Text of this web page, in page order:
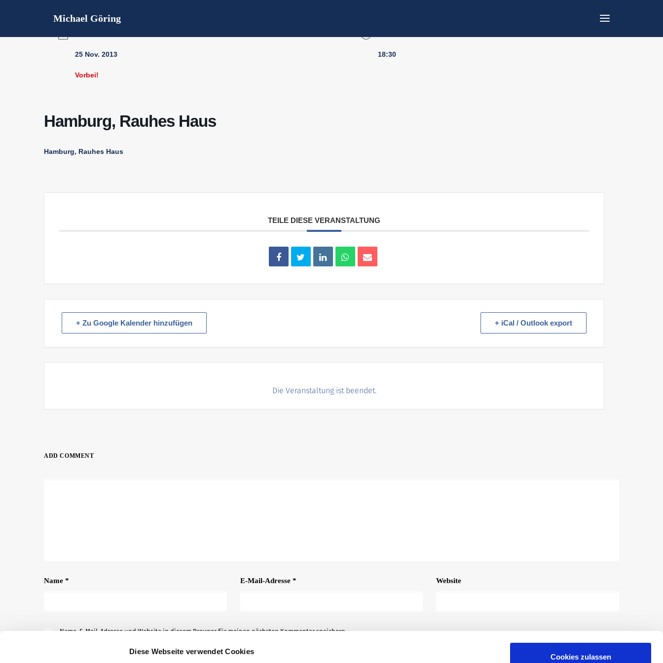
Diese Webseite verwendet Cookies
Cookies zulassen
Michael Göring
25 Nov. 2013
Vorbei!
18:30
Hamburg, Rauhes Haus
Hamburg, Rauhes Haus
TEILE DIESE VERANSTALTUNG
+ Zu Google Kalender hinzufügen + iCal / Outlook export
Die Veranstaltung ist beendet.
ADD COMMENT
Name * E-Mail-Adresse * Website
Name, E-Mail-Adresse und Website in diesem Browser für meinen nächsten Kommentar speichern.